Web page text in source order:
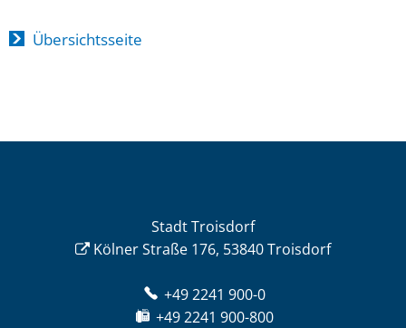
Übersichtsseite
Stadt Troisdorf
Kölner Straße 176, 53840 Troisdorf
+49 2241 900-0
+49 2241 900-800